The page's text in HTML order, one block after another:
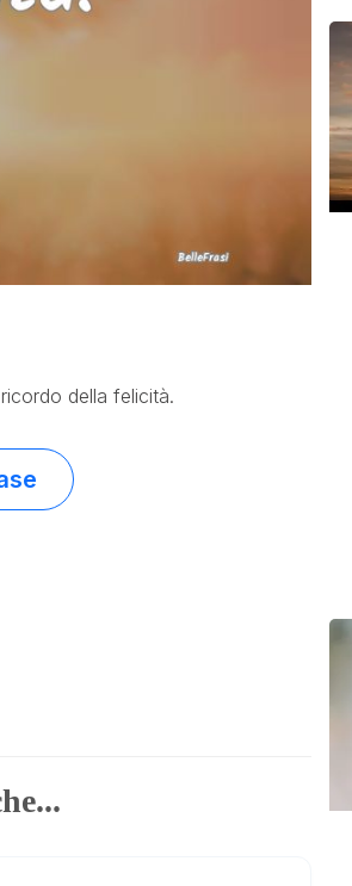
della felicità.